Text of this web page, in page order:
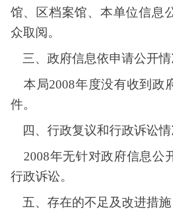
馆、区档案馆、本单位信息
众取阅。
三、政府信息依申请公开
本局2008年度没有收到政
件。
四、行政复议和行政诉讼
2008年无针对政府信息公
行政诉讼。
五、存在的不足及改进措施